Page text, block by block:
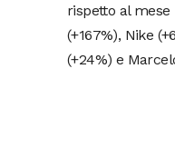
rispetto al mese
(+167%), Nike
(+24%) e